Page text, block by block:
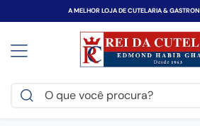
A MELHOR LOJA DE CUTELARIA &
O que você procura?